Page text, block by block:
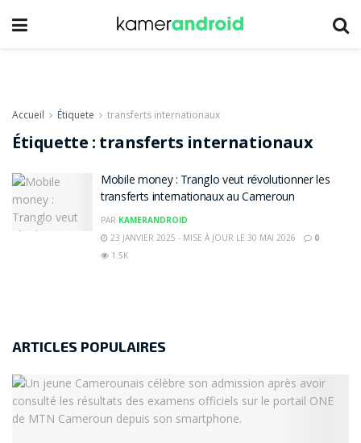
Accueil Étiquete transferts internationaux
Étiquette : transferts internationaux
Mobile money : Tranglo veut révolutionner les
transferts internationaux au Cameroun
PAR KAMERANDROID
23 JANVIER 2025 - MISE À JOUR LE 30 MAI 2026
0
1.5K
ARTICLES POPULAIRES